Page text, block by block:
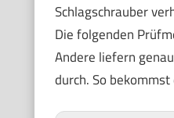
Schlagschrauber
Die folgenden
Andere liefern
durch. So